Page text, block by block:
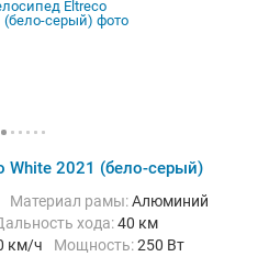
White 2021 (бело-серый)
Материал рамы:Алюминий
Дальность хода:40 км
км/ч Мощность:250 Вт